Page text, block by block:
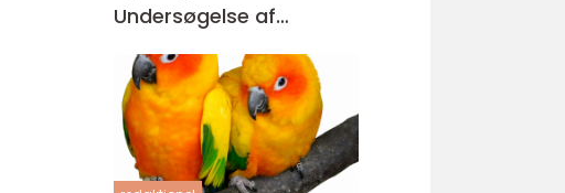
Undersøgelse af
Fascinerende
Skabninger